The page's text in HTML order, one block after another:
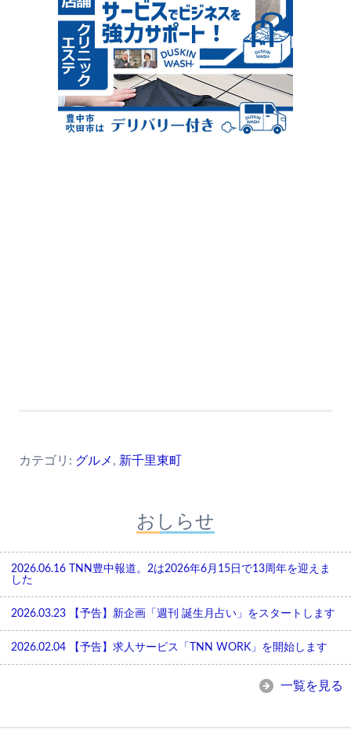
カテゴリ: グルメ , 新千里東町
おしらせ
2026.06.16
TNN豊中報道。2は2026年6月15日で13周年を迎えま
した
2026.03.23 【予告】新企画「週刊 誕生月占い」をスタートします
2026.02.04 【予告】求人サービス「TNN WORK」を開始します
一覧を見る